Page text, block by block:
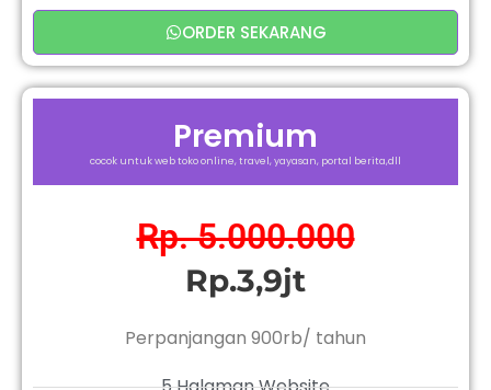
ORDER SEKARANG
Premium
cocok untuk web toko online, travel, yayasan, portal berita,dll
Rp. 5.000.000
Rp.3,9jt
Perpanjangan 900rb/ tahun